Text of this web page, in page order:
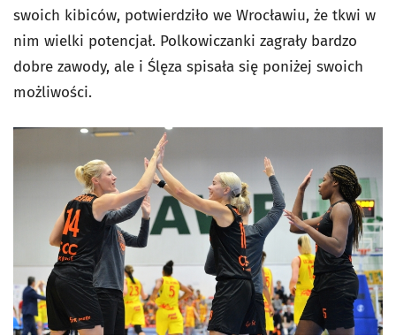
swoich kibiców, potwierdziło we Wrocławiu, że tkwi w
nim wielki potencjał. Polkowiczanki zagrały bardzo
dobre zawody, ale i Ślęza spisała się poniżej swoich
możliwości.